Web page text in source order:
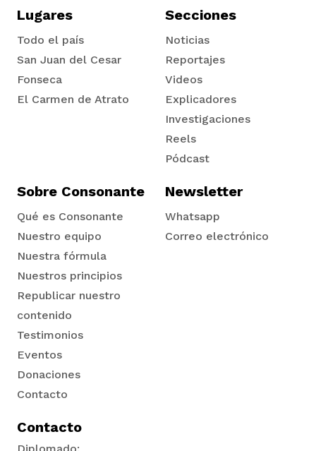
Lugares
Todo el país
San Juan del Cesar
Fonseca
El Carmen de Atrato
Secciones
Noticias
Reportajes
Videos
Explicadores
Investigaciones
Reels
Pódcast
Sobre Consonante
Qué es Consonante
Nuestro equipo
Nuestra fórmula
Nuestros principios
Republicar nuestro
contenido
Testimonios
Eventos
Donaciones
Contacto
Newsletter
Whatsapp
Correo electrónico
Contacto